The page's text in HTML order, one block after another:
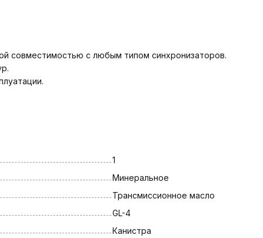
совместимостью с любым типом синхронизаторов.
1
Минеральное
Трансмиссионное масло
GL-4
Канистра